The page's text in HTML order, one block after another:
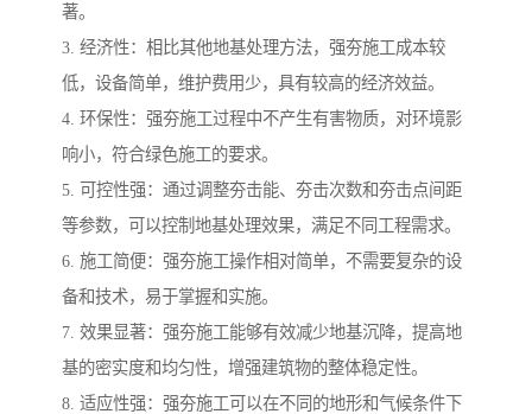
著。
3. 经济性：相比其他地基处理方法，强夯施工成本较
低，设备简单，维护费用少，具有较高的经济效益。
4. 环保性：强夯施工过程中不产生有害物质，对环境影
响小，符合绿色施工的要求。
5. 可控性强：通过调整夯击能、夯击次数和夯击点间距
等参数，可以控制地基处理效果，满足不同工程需求。
6. 施工简便：强夯施工操作相对简单，不需要复杂的设
备和技术，易于掌握和实施。
7. 效果显著：强夯施工能够有效减少地基沉降，提高地
基的密实度和均匀性，增强建筑物的整体稳定性。
8. 适应性强：强夯施工可以在不同的地形和气候条件下